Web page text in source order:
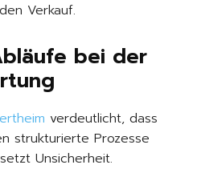
Verkauf.
bei der
verdeutlicht, dass
strukturierte Prozesse
Unsicherheit.